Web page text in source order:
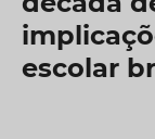
escolar